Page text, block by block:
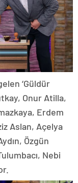
‘Güldür
Onur Atilla,
Erdem
Aslan, Açelya
Özgün
Nebi